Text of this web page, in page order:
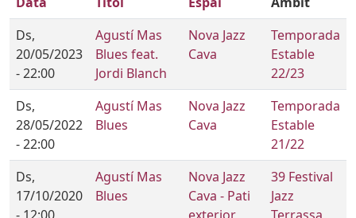
Ds,
20/05/2023
- 22:00
Agustí Mas
Blues feat.
Jordi Blanch
Nova Jazz
Cava
Temporada
Estable
22/23
Ds,
28/05/2022
- 22:00
Agustí Mas
Blues
Nova Jazz
Cava
Temporada
Estable
21/22
Ds,
17/10/2020
- 12:00
Agustí Mas
Blues
Nova Jazz
Cava - Pati
exterior
39 Festival
Jazz
Terrassa